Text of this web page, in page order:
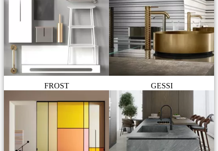
FROST GESSI